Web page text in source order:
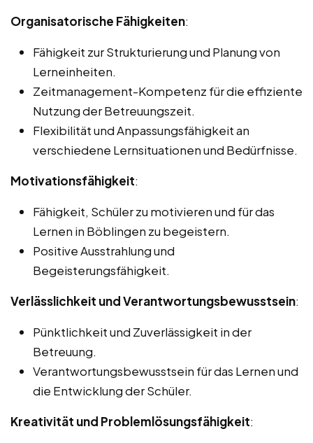
Organisatorische Fähigkeiten:
Fähigkeit zur Strukturierung und Planung von
Lerneinheiten.
Zeitmanagement-Kompetenz für die effiziente
Nutzung der Betreuungszeit.
Flexibilität und Anpassungsfähigkeit an
verschiedene Lernsituationen und Bedürfnisse.
Motivationsfähigkeit:
Fähigkeit, Schüler zu motivieren und für das
Lernen in Böblingen zu begeistern.
Positive Ausstrahlung und
Begeisterungsfähigkeit.
Verlässlichkeit und Verantwortungsbewusstsein:
Pünktlichkeit und Zuverlässigkeit in der
Betreuung.
Verantwortungsbewusstsein für das Lernen und
die Entwicklung der Schüler.
Kreativität und Problemlösungsfähigkeit: